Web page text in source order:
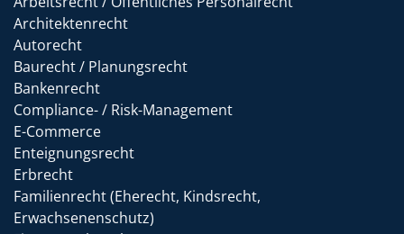
Architektenrecht
Autorecht
Baurecht / Planungsrecht
Bankenrecht
Compliance- / Risk-Management
E-Commerce
Enteignungsrecht
Erbrecht
Familienrecht (Eherecht, Kindsrecht,
Erwachsenenschutz)